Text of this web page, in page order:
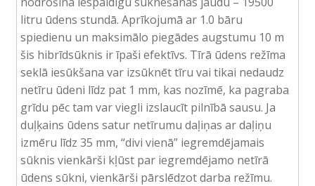
litru ūdens stundā. Aprīkojumā ar 1.0 bāru
spiedienu un maksimālo piegādes augstumu 10 m
šis hibrīdsūknis ir īpaši efektīvs. Tīrā ūdens režīma
seklā iesūkšana var izsūknēt tīru vai tikai nedaudz
netīru ūdeni līdz pat 1 mm, kas nozīmē, ka pagraba
grīdu pēc tam var viegli izslaucīt pilnībā sausu. Ja
duļķains ūdens satur netīrumu daļiņas ar daļiņu
izmēru līdz 35 mm, “divi vienā” iegremdējamais
sūknis vienkārši kļūst par iegremdējamo netīrā
ūdens sūkni, vienkārši pārslēdzot darba režīmu.